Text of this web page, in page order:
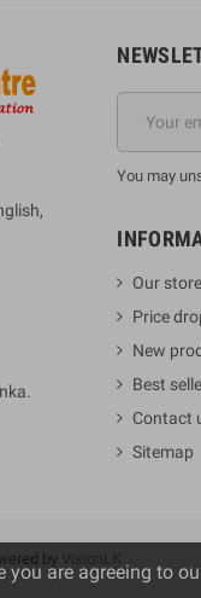
You may
Our
Price
New
Best
Contact
Sitemap
by VisionLK
are agreeing to